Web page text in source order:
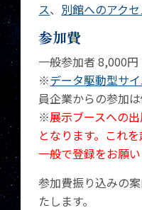
ス、 別館へのアク
参加費
一般参加者 8,000円
※データ駆動型サ
員企業からの参加は
※展示ブースへの
となります。これ
一般で登録をお願い
参加費振り込みの
たします。